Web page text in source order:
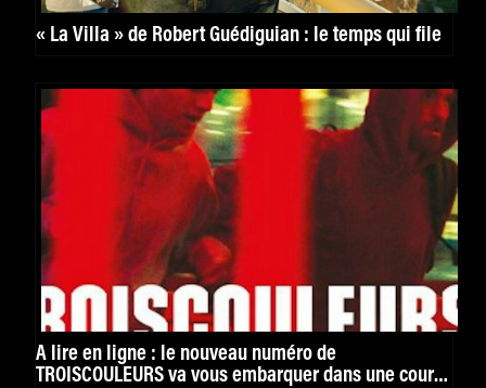
« La Villa » de Robert Guédiguian : le temps qui file
À lire en ligne : le nouveau numéro de
TROISCOULEURS va vous embarquer dans une course